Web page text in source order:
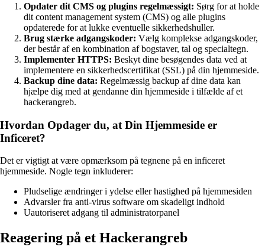
Opdater dit CMS og plugins regelmæssigt: Sørg for at holde
dit content management system (CMS) og alle plugins
opdaterede for at lukke eventuelle sikkerhedshuller.
Brug stærke adgangskoder: Vælg komplekse adgangskoder,
der består af en kombination af bogstaver, tal og specialtegn.
Implementer HTTPS: Beskyt dine besøgendes data ved at
implementere en sikkerhedscertifikat (SSL) på din hjemmeside.
Backup dine data: Regelmæssig backup af dine data kan
hjælpe dig med at gendanne din hjemmeside i tilfælde af et
hackerangreb.
Hvordan Opdager du, at Din Hjemmeside er
Inficeret?
Det er vigtigt at være opmærksom på tegnene på en inficeret
hjemmeside. Nogle tegn inkluderer:
Pludselige ændringer i ydelse eller hastighed på hjemmesiden
Advarsler fra anti-virus software om skadeligt indhold
Uautoriseret adgang til administratorpanel
Reagering på et Hackerangreb